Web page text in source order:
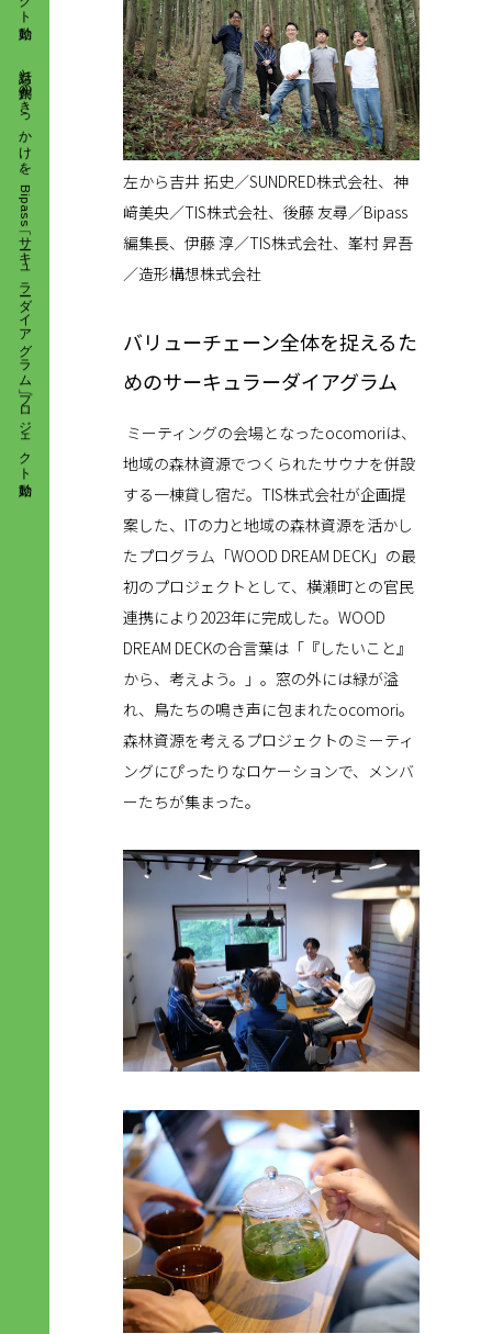
対話と共創のきっかけを。 Bipass「サーキュラーダイアグラム」プロジェクト始動
左から吉井 拓史／SUNDRED株式会社、神
﨑美央／TIS株式会社、後藤 友尋／Bipass
編集長、伊藤 淳／TIS株式会社、峯村 昇吾
／造形構想株式会社
バリューチェーン全体を捉えるた
めのサーキュラーダイアグラム
ミーティングの会場となったocomoriは、
地域の森林資源でつくられたサウナを併設
する一棟貸し宿だ。TIS株式会社が企画提
案した、ITの力と地域の森林資源を活かし
たプログラム「WOOD DREAM DECK」の最
初のプロジェクトとして、横瀬町との官民
連携により2023年に完成した。WOOD
DREAM DECKの合言葉は「『したいこと』
から、考えよう。」。窓の外には緑が溢
れ、鳥たちの鳴き声に包まれたocomori。
森林資源を考えるプロジェクトのミーティ
ングにぴったりなロケーションで、メンバ
ーたちが集まった。